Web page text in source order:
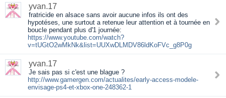
yvan.17
fratricide en alsace sans avoir aucune infos ils ont des
hypotéses, une surtout a retenue leur attention et à tournée en
boucle pendant plus d'1 journée:
https://www.youtube.com/watch?
v=tUGtO2wMkNk&list=UUXwDLMDV86ldKoFVc_g8P0g
yvan.17
Je sais pas si c'est une blague ?
http://www.gamergen.com/actualites/early-access-modele-
envisage-ps4-et-xbox-one-248362-1